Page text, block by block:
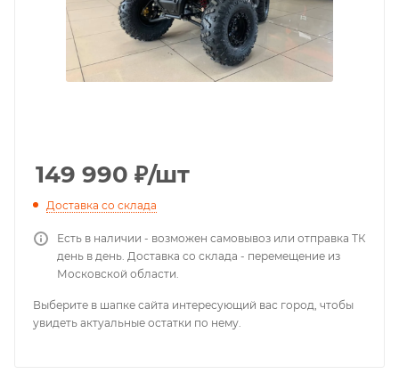
149 990 ₽/шт
Доставка со склада
Есть в наличии - возможен самовывоз или отправка ТК
день в день. Доставка со склада - перемещение из
Московской области.
Выберите в шапке сайта интересующий вас город, чтобы
увидеть актуальные остатки по нему.